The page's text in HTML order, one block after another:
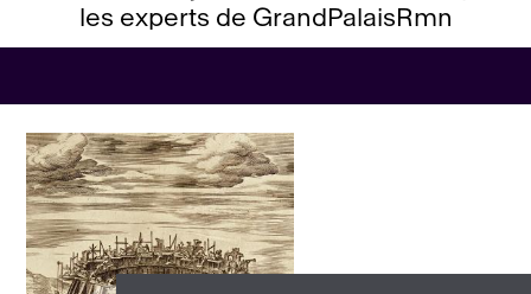
les experts de GrandPalaisRmn